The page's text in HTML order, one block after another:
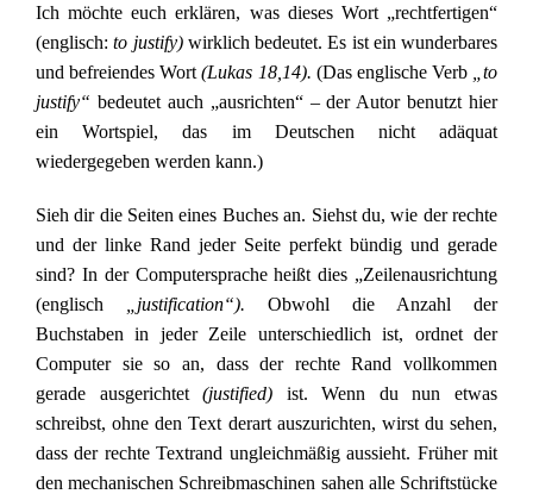
Ich möchte euch erklären, was dieses Wort „rechtfertigen“
(englisch:to justify)wirklich bedeutet. Es ist ein wunderbares
und befreiendes Wort(Lukas 18,14). (Das englische Verb
„to
justify“ bedeutet auch „ausrichten“ – der Autor benutzt hier
ein Wortspiel, das im Deutschen nicht adäquat
wiedergegeben werden kann.)
Sieh dir die Seiten eines Buches an. Siehst du, wie der rechte
und der linke Rand jeder Seite perfekt bündig und gerade
sind? In der Computersprache heißt dies „Zeilenausrichtung
(englisch
„justification“). Obwohl die Anzahl der
Buchstaben in jeder Zeile unterschiedlich ist, ordnet der
Computer sie so an, dass der rechte Rand vollkommen
gerade ausgerichtet(justified) ist. Wenn du nun etwas
schreibst, ohne den Text derart auszurichten, wirst du sehen,
dass der rechte Textrand ungleichmäßig aussieht. Früher mit
den mechanischen Schreibmaschinen sahen alle Schriftstücke